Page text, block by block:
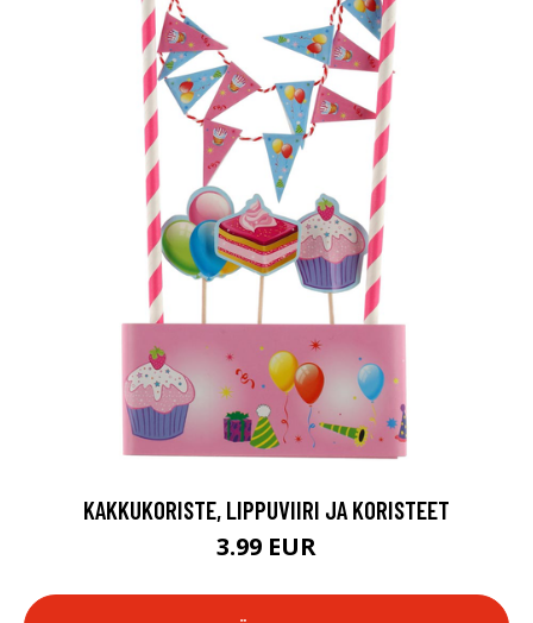
KAKKUKORISTE, LIPPUVIIRI JA KORISTEET
3.99 EUR